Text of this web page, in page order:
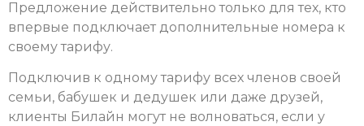
Предложение действительно только для тех, кто
впервые подключает дополнительные номера к
своему тарифу.
Подключив к одному тарифу всех членов своей
семьи, бабушек и дедушек или даже друзей,
клиенты Билайн могут не волноваться, если у